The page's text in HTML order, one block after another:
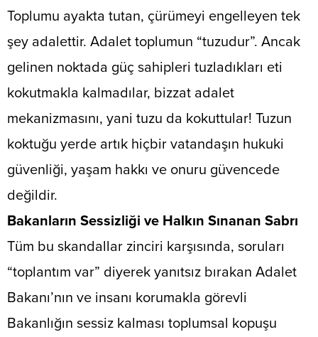
Toplumu ayakta tutan, çürümeyi engelleyen tek
şey adalettir. Adalet toplumun “tuzudur”. Ancak
gelinen noktada güç sahipleri tuzladıkları eti
kokutmakla kalmadılar, bizzat adalet
mekanizmasını, yani tuzu da kokuttular! Tuzun
koktuğu yerde artık hiçbir vatandaşın hukuki
güvenliği, yaşam hakkı ve onuru güvencede
değildir.
​Bakanların Sessizliği ve Halkın Sınanan Sabrı
​Tüm bu skandallar zinciri karşısında, soruları
“toplantım var” diyerek yanıtsız bırakan Adalet
Bakanı’nın ve insanı korumakla görevli
Bakanlığın sessiz kalması toplumsal kopuşu